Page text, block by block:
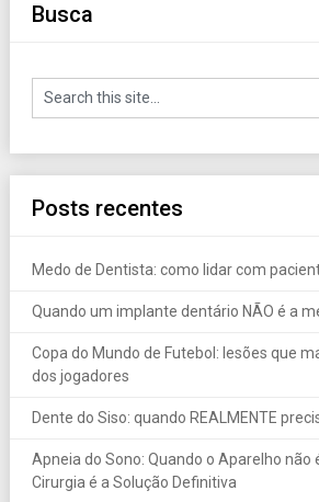
Busca
Posts recentes
Medo de Dentista: como lidar com
Quando um implante dentário NÃO é a
Copa do Mundo de Futebol: lesões que
dos jogadores
Dente do Siso: quando REALMENTE
Apneia do Sono: Quando o Aparelho não
Cirurgia é a Solução Definitiva